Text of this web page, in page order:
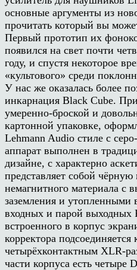
основные аргументы из
прочитать который вы
Первый прототип их
появился на свет почти
году, и спустя некоторое
«культового» среди
У нас же оказалась более
инкарнация Black Cube.
умеренно-броской и
картонной упаковке,
Lehmann Audio стиле с
аппарат выполнен в
дизайне, с характерно
представляет собой
немагнитного материала с
заземления и утопленными
входных и парой
встроенного в корпус
корректора
четырёхконтактным XLR-
части корпуса есть четыре